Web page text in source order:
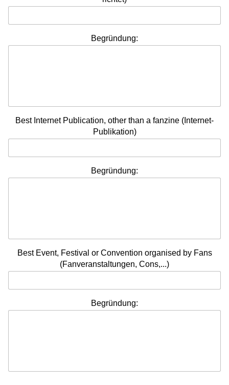
Begründung:
Best Internet Publication, other than a fanzine (Internet-
Publikation)
Begründung:
Best Event, Festival or Convention organised by Fans
(Fanveranstaltungen, Cons,...)
Begründung: